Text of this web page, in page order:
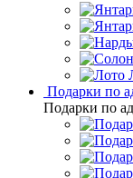
Подарки по
Подарки по